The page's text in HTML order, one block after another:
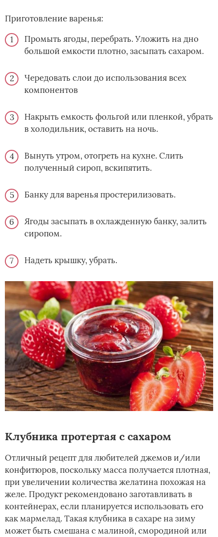
Приготовление варенья:
Промыть ягоды, перебрать. Уложить на дно
большой емкости плотно, засыпать сахаром.
Чередовать слои до использования всех
компонентов
Накрыть емкость фольгой или пленкой, убрать
в холодильник, оставить на ночь.
Вынуть утром, отогреть на кухне. Слить
полученный сироп, вскипятить.
Банку для варенья простерилизовать.
Ягоды засыпать в охлажденную банку, залить
сиропом.
Надеть крышку, убрать.
Клубника протертая с сахаром
Отличный рецепт для любителей джемов и/или
конфитюров, поскольку масса получается плотная,
при увеличении количества желатина похожая на
желе. Продукт рекомендовано заготавливать в
контейнерах, если планируется использовать его
как мармелад. Такая клубника в сахаре на зиму
может быть смешана с малиной, смородиной или